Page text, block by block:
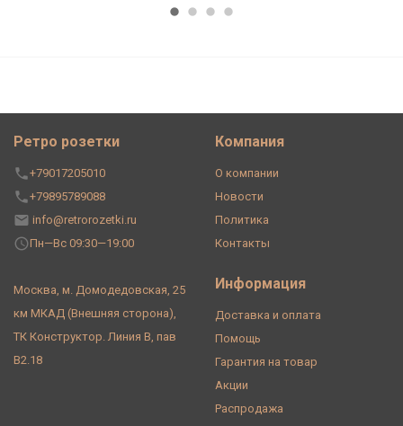
Ретро розетки
+79017205010
+79895789088
info@retrorozetki.ru
Пн—Вс 09:30—19:00
Москва, м. Домодедовская, 25
км МКАД (Внешняя сторона),
ТК Конструктор. Линия В, пав
В2.18
Компания
О компании
Новости
Политика
Контакты
Информация
Доставка и оплата
Помощь
Гарантия на товар
Акции
Распродажа